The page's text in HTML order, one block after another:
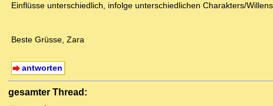
Einflüsse unterschiedlich, infolge unterschiedlichen Charakters/
Beste Grüsse, Zara
antworten
gesamter Thread: